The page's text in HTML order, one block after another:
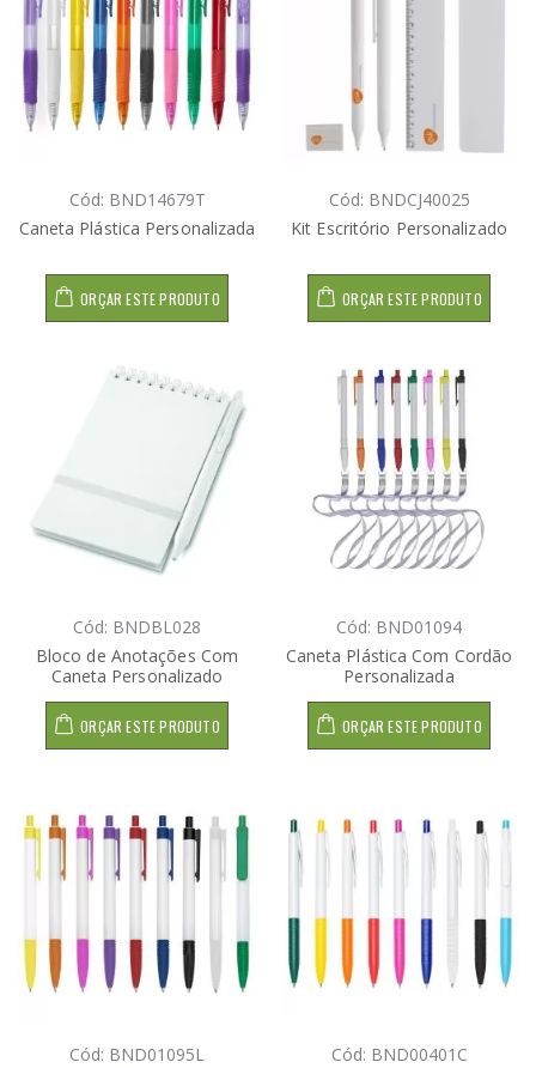
Cód: BND14679T
Caneta Plástica Personalizada
ORÇAR ESTE PRODUTO
Cód: BNDCJ40025
Kit Escritório Personalizado
ORÇAR ESTE PRODUTO
Cód: BNDBL028
Bloco de Anotações Com
Caneta Personalizado
ORÇAR ESTE PRODUTO
Cód: BND01094
Caneta Plástica Com Cordão
Personalizada
ORÇAR ESTE PRODUTO
Cód: BND01095L
Cód: BND00401C